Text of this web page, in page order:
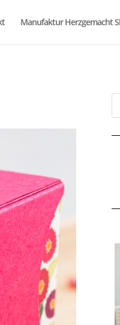
Manufaktur Herzgemacht